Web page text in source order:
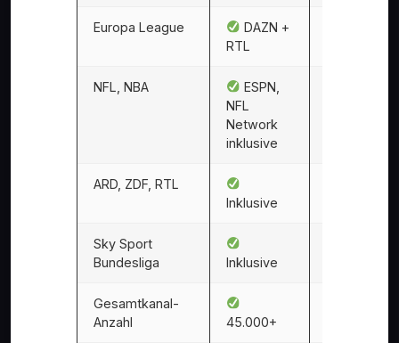
Europa League
DAZN +
RTL
NFL, NBA
ESPN,
NFL
Network
inklusive
ARD, ZDF, RTL
Inklusive
Sky Sport
Bundesliga
Inklusive
Gesamtkanal-
Anzahl
45.000+